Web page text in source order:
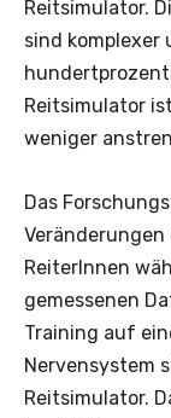
Reitsimulator.
sind komplexer
Reitsimulator
weniger
Das
ReiterInnen
gemessenen
Training auf
Nervensystem
Reitsimulator.